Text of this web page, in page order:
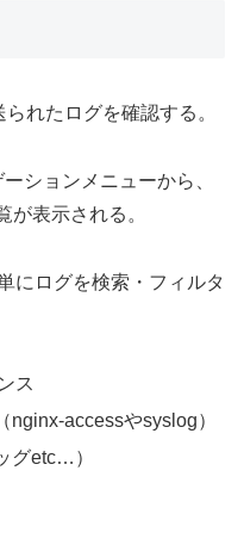
れたログを確認する。
ションメニューから、
が表示される。
にログを検索・フィルタ
ス
nginx-accessやsyslog）
グetc…）